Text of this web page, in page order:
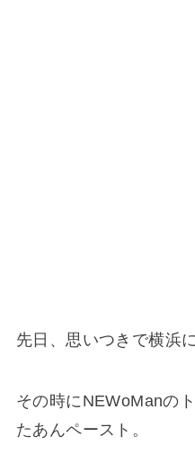
先日、思いつきで横浜
その時にNEWoManの
たあんペースト。